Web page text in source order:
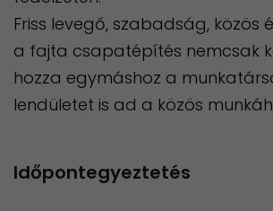
Friss levegő, szabadság, közös
a fajta csapatépítés nemcsak
hozza egymáshoz a
lendületet is ad a közös
Időpontegyeztetés